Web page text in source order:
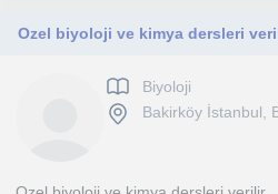
Ozel biyoloji ve kimya dersleri
Biyoloji
Bakirköy İstanbul,